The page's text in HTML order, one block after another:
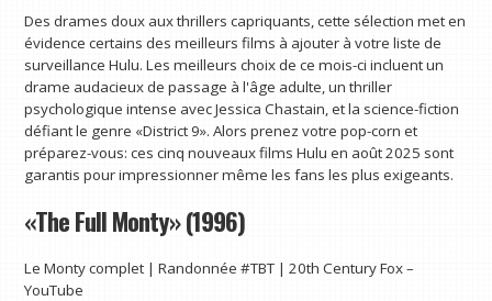
Des drames doux aux thrillers capriquants, cette sélection met en
évidence certains des meilleurs films à ajouter à votre liste de
surveillance Hulu. Les meilleurs choix de ce mois-ci incluent un
drame audacieux de passage à l'âge adulte, un thriller
psychologique intense avec Jessica Chastain, et la science-fiction
défiant le genre «District 9». Alors prenez votre pop-corn et
préparez-vous: ces cinq nouveaux films Hulu en août 2025 sont
garantis pour impressionner même les fans les plus exigeants.
«The Full Monty» (1996)
Le Monty complet | Randonnée #TBT | 20th Century Fox –
YouTube